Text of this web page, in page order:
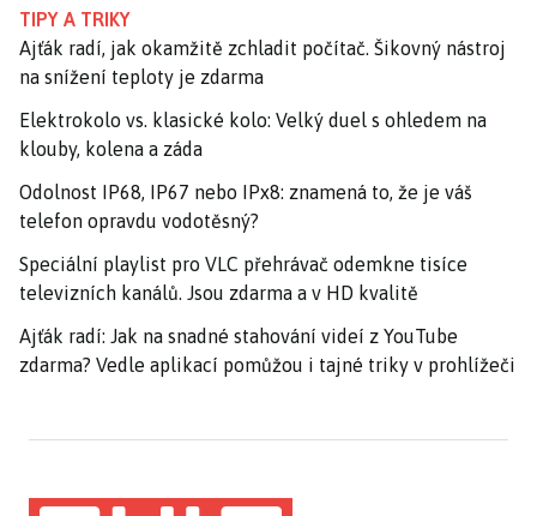
TIPY A TRIKY
Ajťák radí, jak okamžitě zchladit počítač. Šikovný nástroj
na snížení teploty je zdarma
Elektrokolo vs. klasické kolo: Velký duel s ohledem na
klouby, kolena a záda
Odolnost IP68, IP67 nebo IPx8: znamená to, že je váš
telefon opravdu vodotěsný?
Speciální playlist pro VLC přehrávač odemkne tisíce
televizních kanálů. Jsou zdarma a v HD kvalitě
Ajťák radí: Jak na snadné stahování videí z YouTube
zdarma? Vedle aplikací pomůžou i tajné triky v prohlížeči